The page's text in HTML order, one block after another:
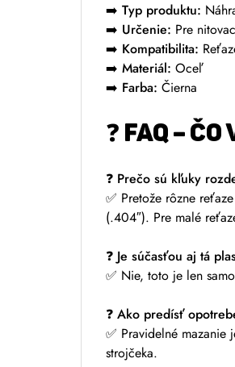
➡️ Typ produktu:
➡️ Určenie: Pre
➡️ Kompatibilita:
➡️ Materiál: Oceľ
➡️ Farba: Čierna
❓ FAQ –
❓ Prečo sú kľuky
✅ Pretože rôzne
(.404″). Pre malé
❓ Je súčasťou aj tá
✅ Nie, toto je len
❓ Ako predísť
✅ Pravidelné mazanie
strojčeka.